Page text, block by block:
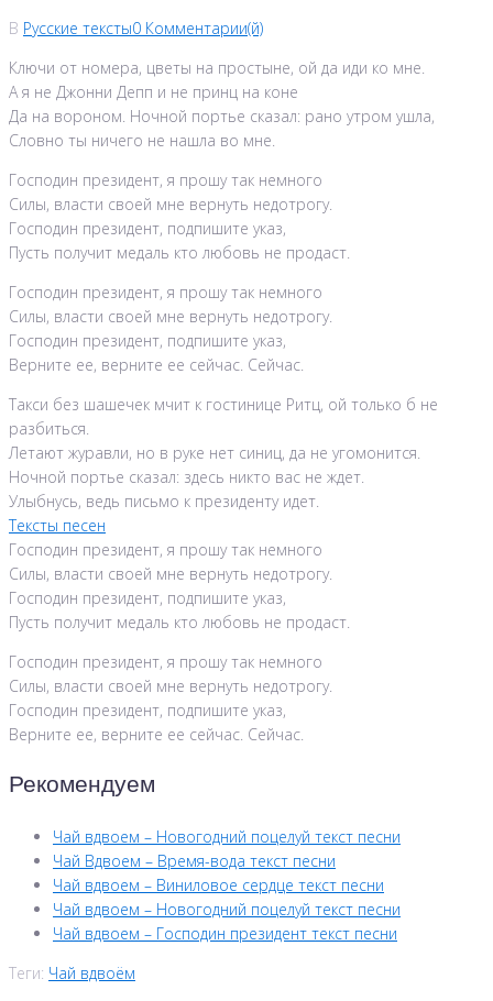
В Русские тексты0 Комментарии(й)
Ключи от номера, цветы на простыне, ой да иди ко мне.
А я не Джонни Депп и не принц на коне
Да на вороном. Ночной портье сказал: рано утром ушла,
Словно ты ничего не нашла во мне.
Господин президент, я прошу так немного
Силы, власти своей мне вернуть недотрогу.
Господин президент, подпишите указ,
Пусть получит медаль кто любовь не продаст.
Господин президент, я прошу так немного
Силы, власти своей мне вернуть недотрогу.
Господин президент, подпишите указ,
Верните ее, верните ее сейчас. Сейчас.
Такси без шашечек мчит к гостинице Ритц, ой только б не
разбиться.
Летают журавли, но в руке нет синиц, да не угомонится.
Ночной портье сказал: здесь никто вас не ждет.
Улыбнусь, ведь письмо к президенту идет.
Тексты песен
Господин президент, я прошу так немного
Силы, власти своей мне вернуть недотрогу.
Господин президент, подпишите указ,
Пусть получит медаль кто любовь не продаст.
Господин президент, я прошу так немного
Силы, власти своей мне вернуть недотрогу.
Господин президент, подпишите указ,
Верните ее, верните ее сейчас. Сейчас.
Рекомендуем
Чай вдвоем – Новогодний поцелуй текст песни
Чай Вдвоем – Время-вода текст песни
Чай вдвоем – Виниловое сердце текст песни
Чай вдвоем – Новогодний поцелуй текст песни
Чай вдвоем – Господин президент текст песни
Теги: Чай вдвоём